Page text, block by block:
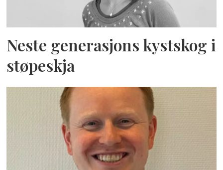
Neste generasjons kystskog i
støpeskja